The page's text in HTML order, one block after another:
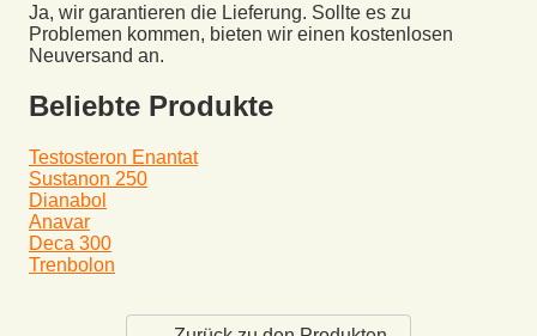
Ja, wir garantieren die Lieferung. Sollte es zu
Problemen kommen, bieten wir einen kostenlosen
Neuversand an.
Beliebte Produkte
Testosteron Enantat
Sustanon 250
Dianabol
Anavar
Deca 300
Trenbolon